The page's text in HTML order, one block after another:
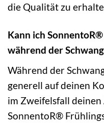
die Qualität zu
Kann ich
während der
Während der
generell auf deinen
im Zweifelsfall
SonnentoR®